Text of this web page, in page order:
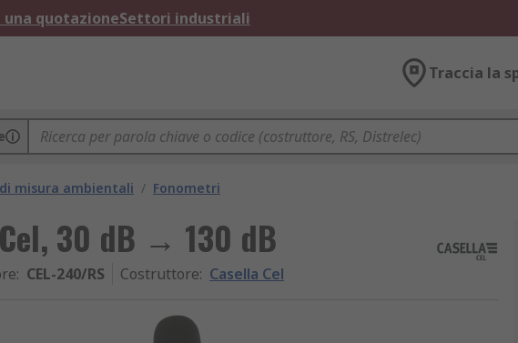
una quotazioneSettori industriali
Traccia la
misura ambientali / Fonometri
30 dB → 130 dB
: CEL-240/RS Costruttore: Casella Cel